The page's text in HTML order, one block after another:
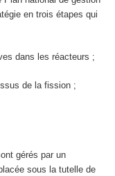
en trois étapes qui
dans les réacteurs ;
de la fission ;
gérés par un
sous la tutelle de